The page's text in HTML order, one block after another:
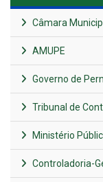
Câmara
AMUPE
Governo de
Tribunal de
Ministério
Controladoria-